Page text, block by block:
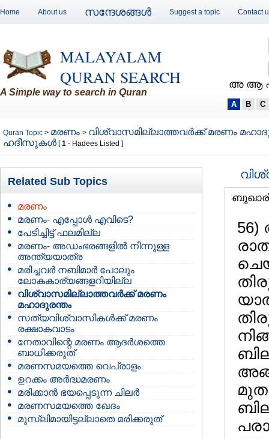
Home About us സന്ദേശങ്ങള്‍ Suggest a topic Contact
MALAYALAM
QURAN SEARCH
A Simple way to search in Quran
അ ആ
A B C
Quran Topic > മരണം > വിശ്വാസമില്ലാത്തവര്‍ക്ക് മരണം
ഹദീസുകള്‍ [1 - Hadees Listed ]
Related Sub Topics
മരണം
മരണം- എപ്പോള്‍ എവിടെ?
പേടിച്ചിട്ട് ഫലമില്ല
മരണം- അഡംഭരങ്ങളില്‍ നിന്നുള്ള
അന്ത്യയാത്ര
മരിച്ചവര്‍ നബിമാര്‍ പോലും
ലോകകാര്യങ്ങളറിയില്ല
വിശ്വാസമില്ലാത്തവര്‍ക്ക് മരണം
മഹാദുരന്തം
സത്യവിശ്വാസികള്‍ക്ക് മരണം
രക്ഷാകവാടം
നേതാവിന്റെ മരണം ആദര്‍ശത്തെ
ബാധിക്കരുത്
മരണസമയത്തെ വെപ്രാളം
ഉറക്കം അര്‍ദ്ധമരണം
മരിക്കാന്‍ ഭയപ്പെടുന്ന ചിലര്‍
മരണസമയത്തെ ഖേദം
മുസ്ലിമായിട്ടല്ലാതെ മരിക്കരുത്